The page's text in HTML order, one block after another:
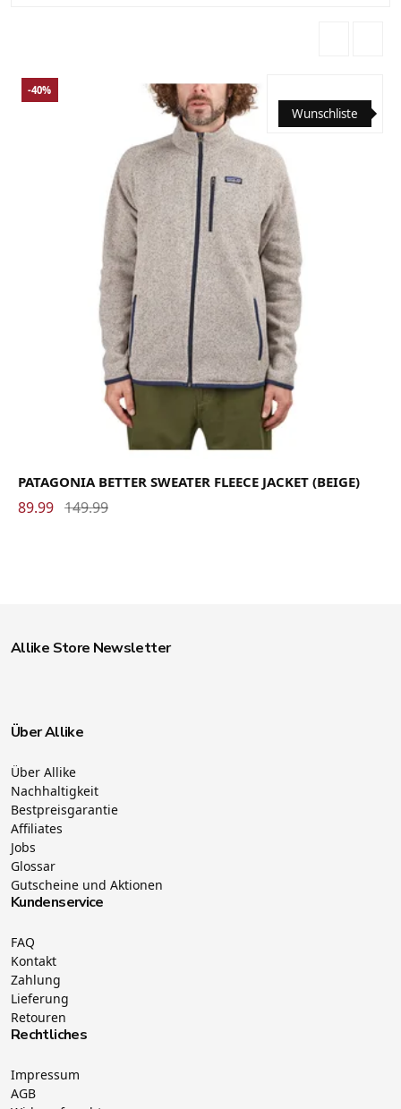
Wunschliste
-40%
PATAGONIA BETTER SWEATER FLEECE JACKET (BEIGE)
89.99 149.99
Allike Store Newsletter
Über Allike
Über Allike
Nachhaltigkeit
Bestpreisgarantie
Affiliates
Jobs
Glossar
Gutscheine und Aktionen
Kundenservice
FAQ
Kontakt
Zahlung
Lieferung
Retouren
Rechtliches
Impressum
AGB